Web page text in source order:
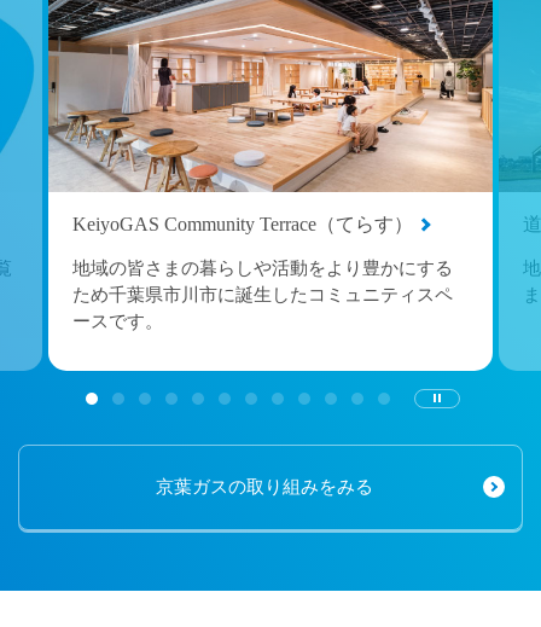
KeiyoGAS Community Terrace（てらす）
地域の皆さまの暮らしや活動をより豊かにする
ため千葉県市川市に誕生したコミュニティスペ
ースです。
京葉ガスの取り組みをみる